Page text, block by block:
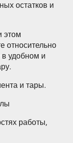
остатков и
этом
относительно
удобном и
и тары.
работы,